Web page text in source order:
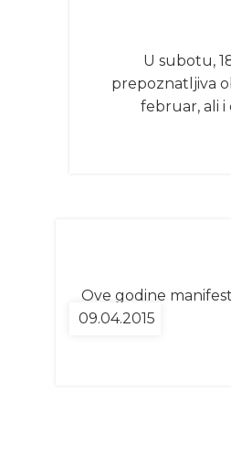
U subotu,
prepoznatljiva
februar, ali i
09.04.2015
Ove godine